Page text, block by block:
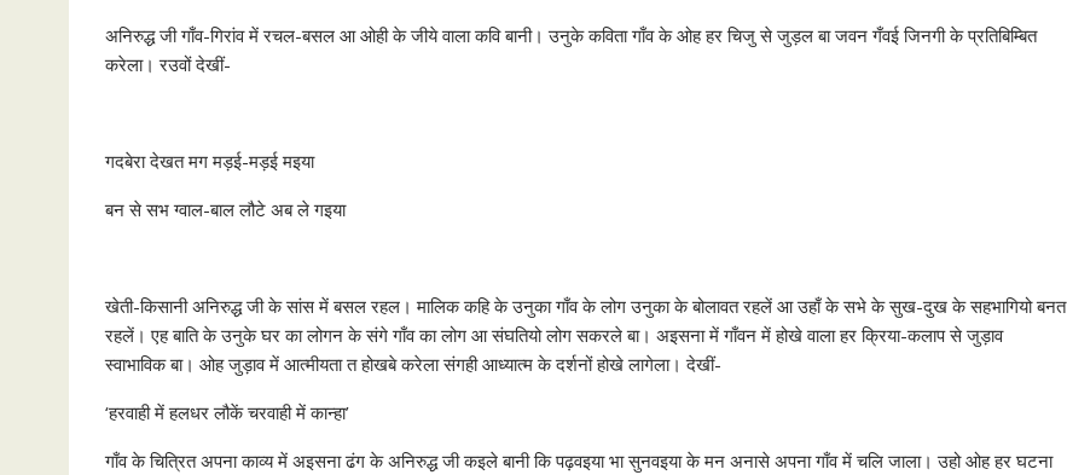
अनिरुद्ध जी गाँव-गिरांव में रचल-बसल आ ओही के जीये वाला कवि बानी। उनुके कविता गाँव के ओह हर चिजु से जुड़ल बा जवन गँवई जिनगी के प्रतिबिम्बित
करेला। रउवों देखीं-
गदबेरा देखत मग मड़ई-मड़ई मइया
बन से सभ ग्वाल-बाल लौटे अब ले गइया
खेती-किसानी अनिरुद्ध जी के सांस में बसल रहल। मालिक कहि के उनुका गाँव के लोग उनुका के बोलावत रहलें आ उहाँ के सभे के सुख-दुख के सहभागियो बनत
रहलें। एह बाति के उनुके घर का लोगन के संगे गाँव का लोग आ संघतियो लोग सकरले बा। अइसना में गाँवन में होखे वाला हर क्रिया-कलाप से जुड़ाव
स्वाभाविक बा। ओह जुड़ाव में आत्मीयता त होखबे करेला संगही आध्यात्म के दर्शनों होखे लागेला। देखीं-
‘हरवाही में हलधर लौकें चरवाही में कान्हा’
गाँव के चित्रित अपना काव्य में अइसना ढंग के अनिरुद्ध जी कइले बानी कि पढ़वइया भा सुनवइया के मन अनासे अपना गाँव में चलि जाला। उहो ओह हर घटना